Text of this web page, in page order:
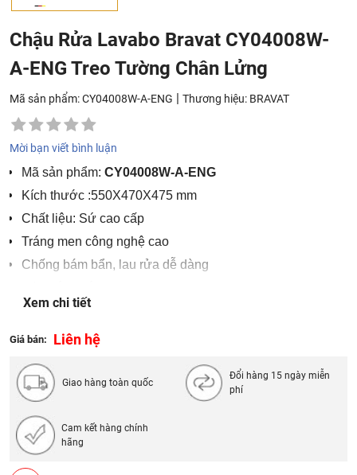
Chậu Rửa Lavabo Bravat CY04008W-
A-ENG Treo Tường Chân Lửng
Mã sản phẩm: CY04008W-A-ENG | Thương hiệu: BRAVAT
Mời bạn viết bình luận
Mã sản phẩm: CY04008W-A-ENG
Kích thước :550X470X475 mm
Chất liệu: Sứ cao cấp
Tráng men công nghệ cao
Chống bám bẩn, lau rửa dễ dàng
Sản xuất tại Trung Quốc
Xem chi tiết
Giá bán: Liên hệ
Giao hàng toàn quốc
Đổi hàng 15 ngày miễn
phí
Cam kết hàng chính
hãng